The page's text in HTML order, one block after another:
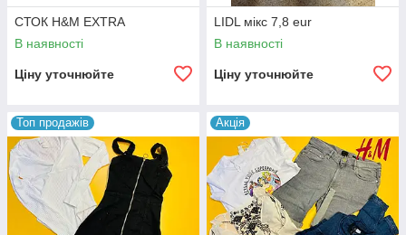
СТОК H&M EXTRA
В наявності
Ціну уточнюйте
LIDL мікс 7,8 eur
В наявності
Ціну уточнюйте
Топ продажів Акція